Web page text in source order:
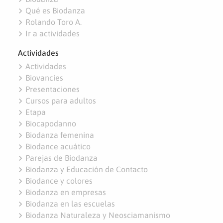
navigate_next Qué es Biodanza
navigate_next Rolando Toro A.
navigate_next Ir a actividades
Actividades
navigate_next Actividades
navigate_next Biovancies
navigate_next Presentaciones
navigate_next Cursos para adultos
navigate_next Etapa
navigate_next Biocapodanno
navigate_next Biodanza femenina
navigate_next Biodance acuático
navigate_next Parejas de Biodanza
navigate_next Biodanza y Educación de Contacto
navigate_next Biodance y colores
navigate_next Biodanza en empresas
navigate_next Biodanza en las escuelas
navigate_next Biodanza Naturaleza y Neosciamanismo